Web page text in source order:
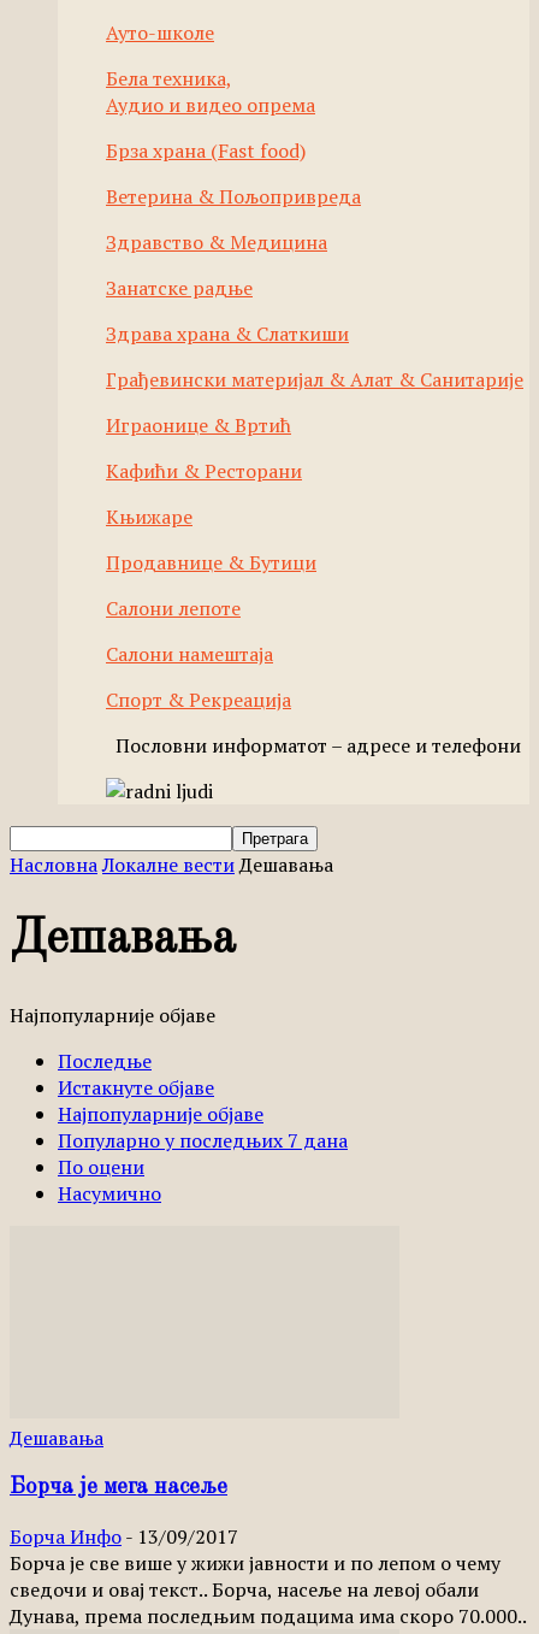
Ауто-школе
Бела техника,
Аудио и видео опрема
Брза храна (Fast food)
Ветерина & Пољопривреда
Здравство & Медицина
Занатске радње
Здрава храна & Слаткиши
Грађевински материјал & Алат & Санитарије
Играонице & Вртић
Кафићи & Ресторани
Књижаре
Продавнице & Бутици
Салони лепоте
Салони намештаја
Спорт & Рекреација
Пословни информатот – адресе и телефони
НасловнаЛокалне вестиДешавања
Дешавања
Најпопуларније објаве
Последње
Истакнуте објаве
Најпопуларније објаве
Популарно у последњих 7 дана
По оцени
Насумично
Дешавања
Борча је мега насеље
Борча Инфо- 13/09/2017
Борча је све више у жижи јавности и по лепом о чему
сведочи и овај текст.. Борча, насеље на левој обали
Дунава, према последњим подацима има скоро 70.000..